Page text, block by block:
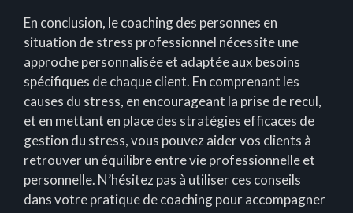
En conclusion, le coaching des personnes en
situation de stress professionnel nécessite une
approche personnalisée et adaptée aux besoins
spécifiques de chaque client. En comprenant les
causes du stress, en encourageant la prise de recul,
et en mettant en place des stratégies efficaces de
gestion du stress, vous pouvez aider vos clients à
retrouver un équilibre entre vie professionnelle et
personnelle. N’hésitez pas à utiliser ces conseils
dans votre pratique de coaching pour accompagner